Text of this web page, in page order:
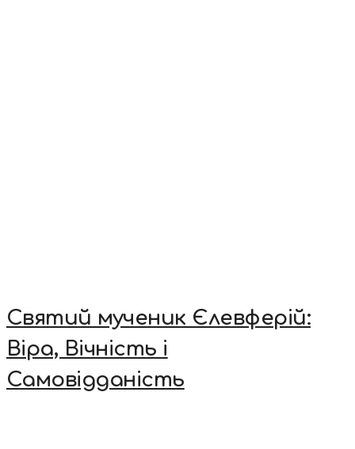
Святий мученик Єлевферій:
Віра, Вічність і
Самовідданість